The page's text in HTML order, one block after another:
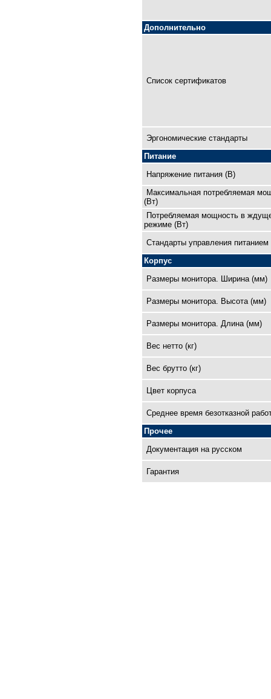
Дополнительно
Список сертификатов
Эргономические стандарты
Питание
Напряжение питания (В)
Максимальная потребляемая
(Вт)
Потребляемая мощность в
режиме (Вт)
Cтандарты управления питанием
Корпус
Размеры монитора. Ширина (мм)
Размеры монитора. Высота (мм)
Размеры монитора. Длина (мм)
Вес нетто (кг)
Вес брутто (кг)
Цвет корпуса
Среднее время безотказной
Прочее
Документация на русском
Гарантия